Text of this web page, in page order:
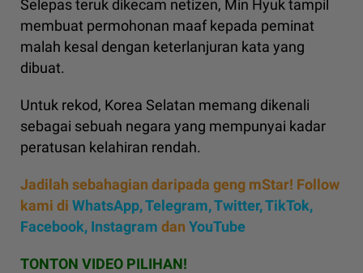
Selepas teruk dikecam netizen, Min Hyuk tampil
membuat permohonan maaf kepada peminat
malah kesal dengan keterlanjuran kata yang
dibuat.
Untuk rekod, Korea Selatan memang dikenali
sebagai sebuah negara yang mempunyai kadar
peratusan kelahiran rendah.
Jadilah sebahagian daripada geng mStar! Follow
kami di WhatsApp,Telegram,Twitter,TikTok,
Facebook, Instagram dan YouTube
TONTON VIDEO PILIHAN!